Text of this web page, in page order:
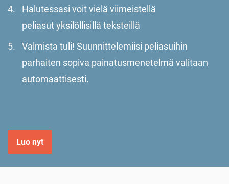
Halutessasi voit vielä viimeistellä
peliasut yksilöllisillä teksteillä
Valmista tuli! Suunnittelemiisi peliasuihin
parhaiten sopiva painatusmenetelmä valitaan
automaattisesti.
Luo nyt